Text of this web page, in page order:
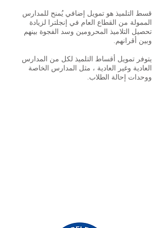
قسط التلميذ هو تمويل إضافي يُمنح للمدارس
الممولة من القطاع العام في إنجلترا لزيادة
تحصيل التلاميذ المحرومين وسد الفجوة بينهم
وبين أقرانهم.
يتوفر تمويل أقساط التلميذ لكل من المدارس
العادية وغير العادية ، مثل المدارس الخاصة
ووحدات إحالة الطلاب.